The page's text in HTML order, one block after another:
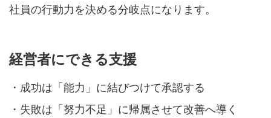
社員の行動力を決める分岐点になります。
経営者にできる支援
・成功は「能力」に結びつけて承認する
・失敗は「努力不足」に帰属させて改善へ導く